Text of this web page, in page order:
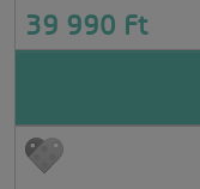
39 990 Ft